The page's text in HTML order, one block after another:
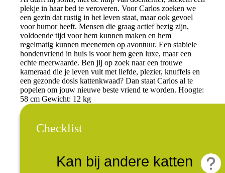
plekje in haar bed te veroveren. Voor Carlos zoeken we
een gezin dat rustig in het leven staat, maar ook gevoel
voor humor heeft. Mensen die graag actief bezig zijn,
voldoende tijd voor hem kunnen maken en hem
regelmatig kunnen meenemen op avontuur. Een stabiele
hondenvriend in huis is voor hem geen luxe, maar een
echte meerwaarde. Ben jij op zoek naar een trouwe
kameraad die je leven vult met liefde, plezier, knuffels en
een gezonde dosis kattenkwaad? Dan staat Carlos al te
popelen om jouw nieuwe beste vriend te worden. Hoogte:
58 cm Gewicht: 12 kg
Checklist
Kan bij andere katten